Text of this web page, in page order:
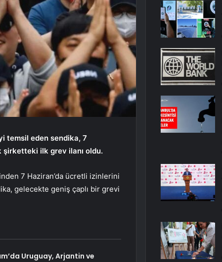
temsil eden sendika, 7
şirketteki ilk grev ilanı oldu.
7 Haziran’da ücretli izinlerini
gelecekte geniş çaplı bir grevi
Uruguay, Arjantin ve